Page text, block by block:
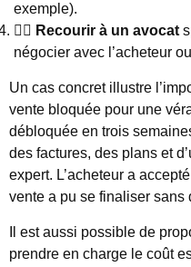
exemple).
👩‍⚖️ Recourir à un avocat
négocier avec l’acheteur
Un cas concret illustre
vente bloquée pour une
débloquée en trois
des factures, des plans et
expert. L’acheteur a
vente a pu se finaliser
Il est aussi possible de
prendre en charge le coût